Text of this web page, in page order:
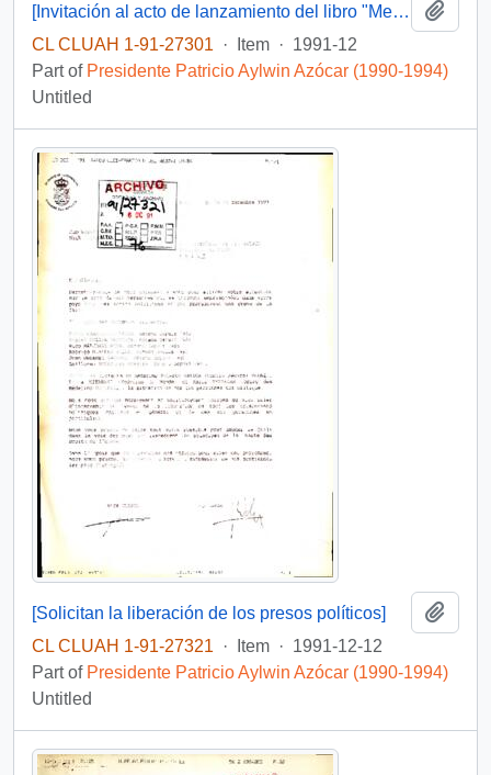
[Invitación al acto de lanzamiento del libro "Memoria del cardenal Raúl Silva Henríquez]
CL CLUAH 1-91-27301
· Item · 1991-12
Part of Presidente Patricio Aylwin Azócar (1990-1994)
Untitled
[Solicitan la liberación de los presos políticos]
CL CLUAH 1-91-27321
· Item · 1991-12-12
Part of Presidente Patricio Aylwin Azócar (1990-1994)
Untitled